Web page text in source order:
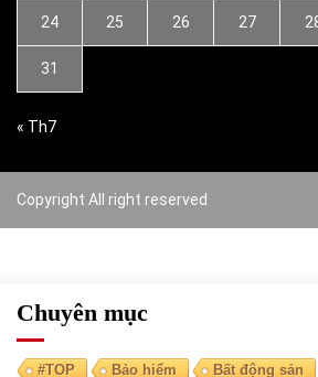
24 25 26 27
31
« Th7
Copyright All right reserved
Chuyên mục
#TOP Bảo hiểm Bất động sản